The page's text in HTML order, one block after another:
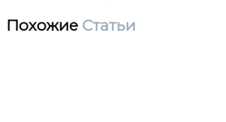
Похожие Статьи